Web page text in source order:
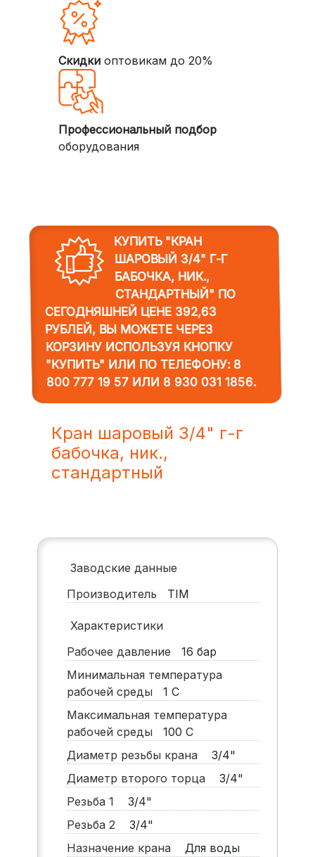
Скидкиоптовикам до 20%
Профессиональный подбор
оборудования
КУПИТЬ "КРАН
ШАРОВЫЙ 3/4" Г-Г
БАБОЧКА, НИК.,
СТАНДАРТНЫЙ"ПО
СЕГОДНЯШНЕЙ ЦЕНЕ 392,63
РУБЛЕЙ, ВЫ МОЖЕТЕ ЧЕРЕЗ
КОРЗИНУ ИСПОЛЬЗУЯ КНОПКУ
"КУПИТЬ" ИЛИ ПО ТЕЛЕФОНУ: 8
800 777 19 57ИЛИ 8 930 031 1856.
Кран шаровый 3/4" г-г
бабочка, ник.,
стандартный
Заводские данные
Производитель
TIM
Характеристики
Рабочее давление
16 бар
Минимальная температура
рабочей среды
1 С
Максимальная температура
рабочей среды
100 С
Диаметр резьбы крана
3/4"
Диаметр второго торца
3/4"
Резьба 1
3/4"
Резьба 2
3/4"
Назначение крана
Для воды